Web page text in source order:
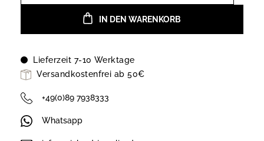
IN DEN WARENKORB
Lieferzeit 7-10 Werktage
Versandkostenfrei ab 50€
+49(0)89 7938333
Whatsapp